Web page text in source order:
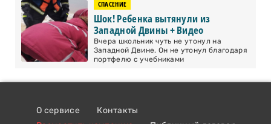
СПАСЕНИЕ
Шок! Ребенка вытянули из
Западной Двины + Видео
Вчера школьник чуть не утонул на
Западной Двине. Он не утонул благодаря
портфелю с учебниками
О сервисе
Контакты